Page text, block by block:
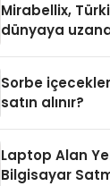
Mirabellix,
dünyaya
Sorbe
satın alınır?
Laptop Alan
Bilgisayar